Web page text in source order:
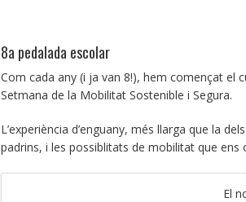
8a pedalada escolar
Com cada any (i ja van 8!), hem començat el
Setmana de la Mobilitat Sostenible i Segura.
L’experiència d’enguany, més llarga que la
padrins, i les possiblitats de mobilitat que ens
El